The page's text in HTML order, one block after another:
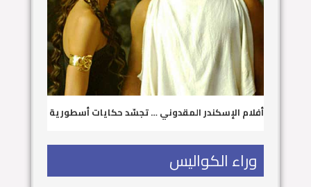
أفلام الإسكندر المقدوني … تجسّد حكايات أسطورية
وراء الكواليس